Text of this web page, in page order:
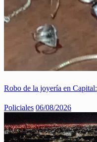
Robo de la joyería en Capital:
Policiales 06/08/2026